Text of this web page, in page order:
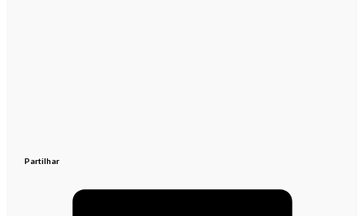
Partilhar